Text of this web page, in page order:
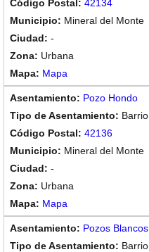
42134
Mineral del Monte
-
Urbana
Mapa
Pozo Hondo
Barrio
42136
Mineral del Monte
-
Urbana
Mapa
Pozos Blancos
Barrio